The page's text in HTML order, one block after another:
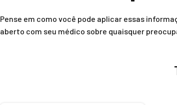
Pense em como você pode aplicar essas
aberto com seu médico sobre quaisquer